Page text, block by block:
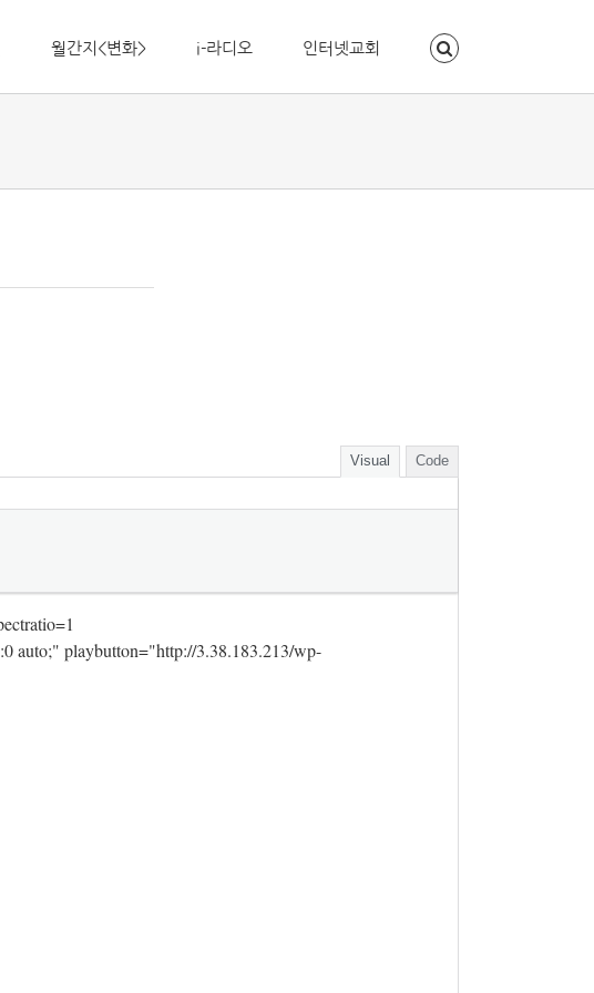
월간지<변화> i-라디오 인터넷교회
Visual Code